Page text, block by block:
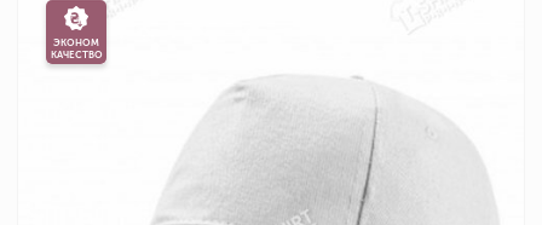
ЭКОНОМ
КАЧЕСТВО